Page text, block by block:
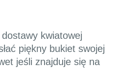
kwiatowej
piękny bukiet swojej
jeśli znajduje się na